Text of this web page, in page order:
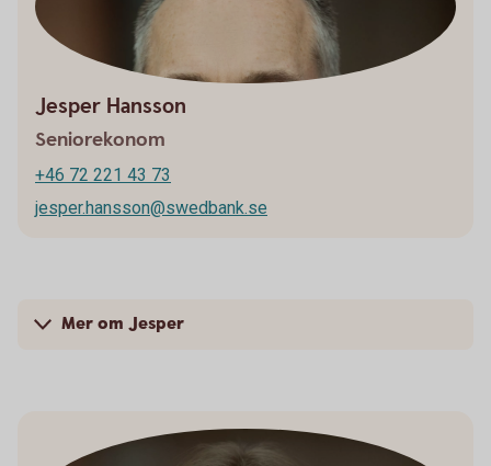
Jesper Hansson
Seniorekonom
+46 72 221 43 73
jesper.hansson@swedbank.se
Mer om Jesper